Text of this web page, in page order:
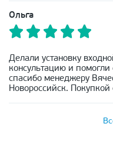
Ольга
Делали установку
консультацию и
спасибо менеджеру
Новороссийск. Покупкой